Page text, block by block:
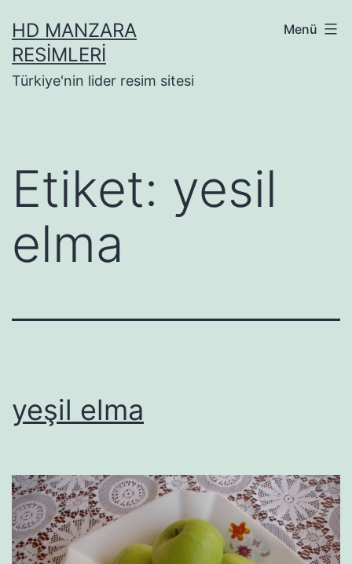
geçHD MANZARA
RESIMLERI
Türkiye'nin lider resim sitesi
Menü
Etiket: yesil
elma
yeşil elma